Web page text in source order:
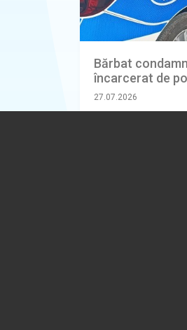
Bărbat
încarcerat de
27.07.2026